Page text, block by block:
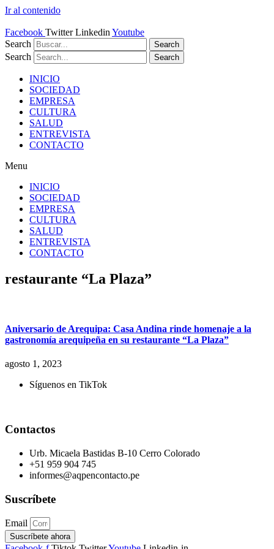
Ir al contenido
Facebook Twitter Linkedin Youtube
Search
Search
Search Search
INICIO
SOCIEDAD
EMPRESA
CULTURA
SALUD
ENTREVISTA
CONTACTO
Menu
INICIO
SOCIEDAD
EMPRESA
CULTURA
SALUD
ENTREVISTA
CONTACTO
restaurante “La Plaza”
Aniversario de Arequipa: Casa Andina rinde homenaje a la
gastronomía arequipeña en su restaurante “La Plaza”
agosto 1, 2023
Síguenos en TikTok
Contactos
Urb. Micaela Bastidas B-10 Cerro Colorado
+51 959 904 745
informes@aqpencontacto.pe
Suscríbete
Email
Suscríbete ahora